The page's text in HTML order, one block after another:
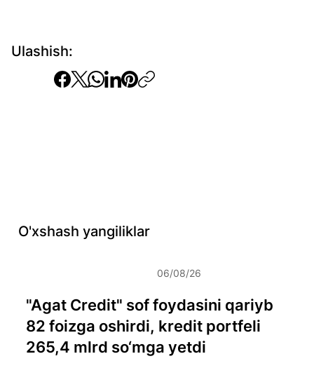
Ulashish:
O'xshash yangiliklar
"Agat Credit" sof foydasini qariyb
82 foizga oshirdi, kredit portfeli
265,4 mlrd so‘mga yetdi
06/08/26